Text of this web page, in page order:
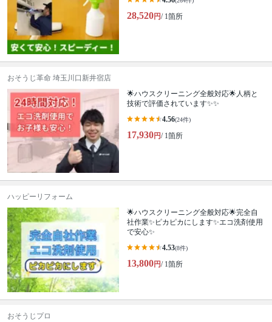
28,520円/ 1箇所
おそうじ革命 埼玉川口新井宿店
🌟ハウスクリーニング全般対応🌟人柄と
技術で評価されています✨✨
4.56(24件)
17,930円/ 1箇所
ハッピーリフォーム
🌟ハウスクリーニング全般対応🌟完全自
社作業✨️ピカピカにします✨️エコ洗剤使用
で安心✨
4.53(8件)
13,800円/ 1箇所
おそうじプロ